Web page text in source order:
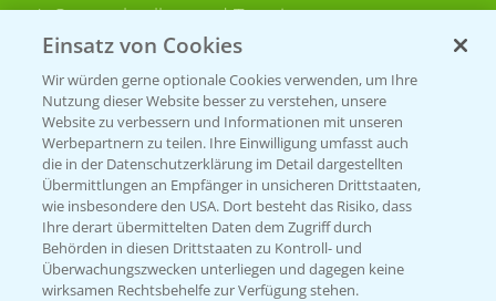
Sammelstellen und Termine
PRE - Chemikalien sicher entsorgen
Sammelstellen und Termine
Kontakt & Notfall
Beratung auf WhatsApp
T.+49 (0)174 346 564 1
Einsatz von Cookies
Wir würden gerne optionale Cookies verwenden, um Ihre
Nutzung dieser Website besser zu verstehen, unsere
Website zu verbessern und Informationen mit unseren
Werbepartnern zu teilen. Ihre Einwilligung umfasst auch
die in der Datenschutzerklärung im Detail dargestellten
Übermittlungen an Empfänger in unsicheren Drittstaaten,
wie insbesondere den USA. Dort besteht das Risiko, dass
Ihre derart übermittelten Daten dem Zugriff durch
Behörden in diesen Drittstaaten zu Kontroll- und
Überwachungszwecken unterliegen und dagegen keine
wirksamen Rechtsbehelfe zur Verfügung stehen.